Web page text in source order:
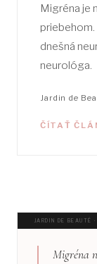
Migréna je
dnešná
neurológa.
Jardin de
ČÍTAŤ
JARDIN DE BEAUTÉ
Migréna